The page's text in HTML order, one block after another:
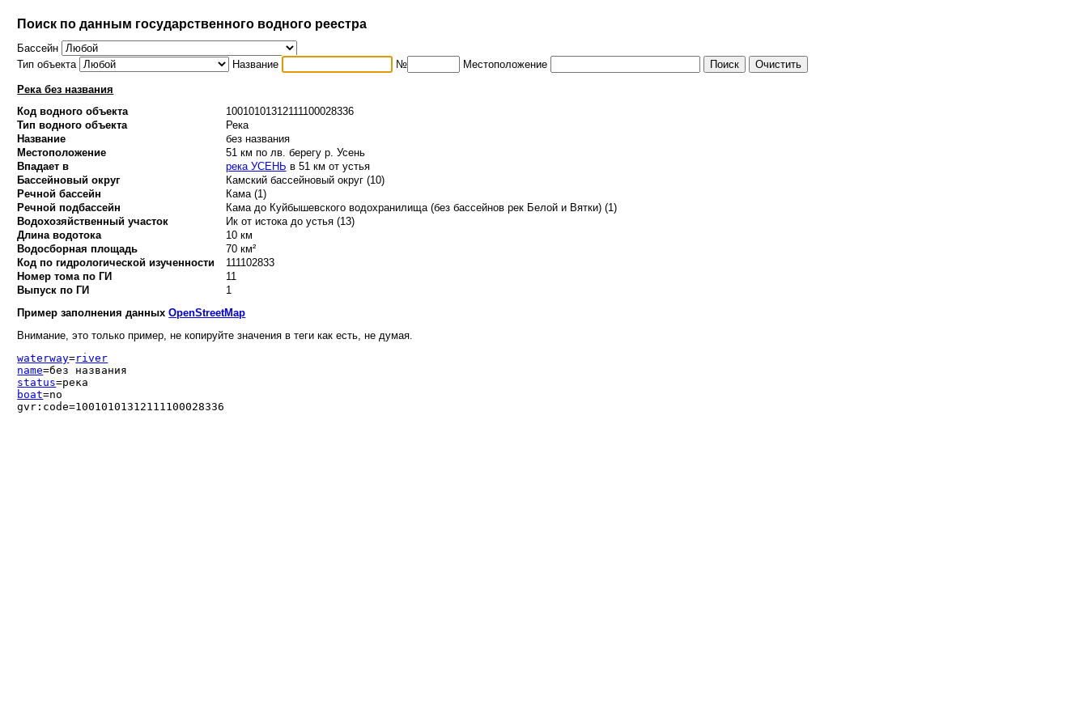
Поиск по данным государственного водного реестра
Бассейн
Тип объекта
Название № Местоположение
Река без названия
Код водного объекта
10010101312111100028336
Тип водного объекта
Река
Название
без названия
Местоположение
51 км по лв. берегу р. Усень
Впадает в
река УСЕНЬ в 51 км от устья
Бассейновый округ
Камский бассейновый округ (10)
Речной бассейн
Кама (1)
Речной подбассейн
Кама до Куйбышевского водохранилища (без бассейнов рек Белой и Вятки) (1)
Водохозяйственный участок
Ик от истока до устья (13)
Длина водотока
10 км
Водосборная площадь
70 км²
Код по гидрологической изученности
111102833
Номер тома по ГИ
11
Выпуск по ГИ
1
Пример заполнения данныхOpenStreetMap
Внимание, это только пример, не копируйте значения в теги как есть, не думая.
waterway=river
name=без названия
status=река
boat=no
gvr:code=10010101312111100028336